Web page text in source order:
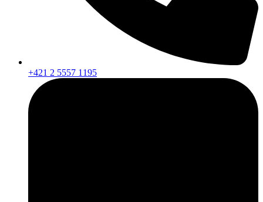
+421 2 5557 1195